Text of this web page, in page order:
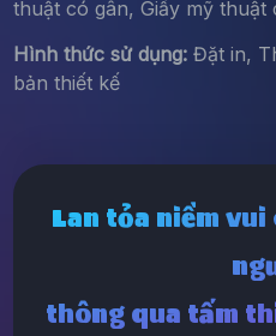
thuật có gân, Giấy mỹ thuật
Hình thức sử dụng:Đặt in,
bản thiết kế
Lan tỏa niềm
thông qua tấm